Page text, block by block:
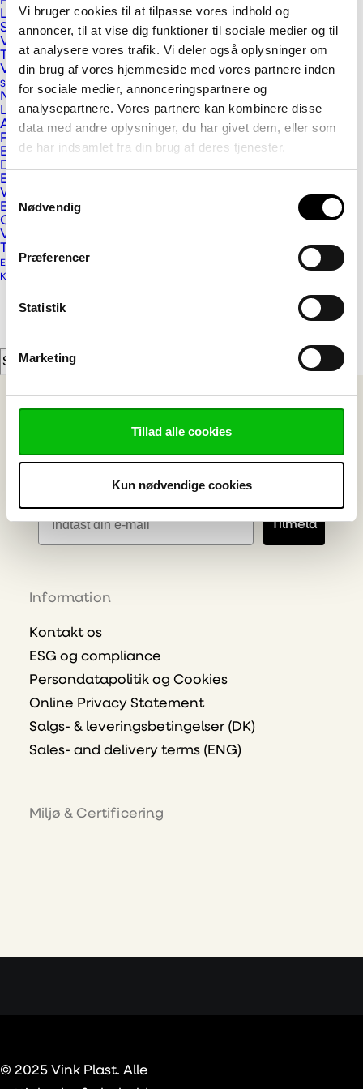
Vi bruger cookies til at tilpasse vores indhold og
annoncer, til at vise dig funktioner til sociale medier og til
at analysere vores trafik. Vi deler også oplysninger om
din brug af vores hjemmeside med vores partnere inden
for sociale medier, annonceringspartnere og
analysepartnere. Vores partnere kan kombinere disse
data med andre oplysninger, du har givet dem, eller som
de har indsamlet fra din brug af deres tjenester.
Samtykkevalg
Nødvendig
Præferencer
Statistik
Marketing
Tillad alle cookies
Kun nødvendige cookies
Lexan Cliniwall plader
Sikrings- og afskærmningsplader
Vink ALUPROF
Tagløsninger
Vikutherm skum- og Phonotherm byggeplader
Skilt og Reklame
Massive plastplader
Letvægtsplader
Alu- og alusandwichplader
Pap- og papirplader
BaltLED skiltebelysning
Digitale printmedier
E-cut, glasdekoration og lyskasse folier
Wrap- og indpakningsfolier
Beskyttelseslaminat og dobbeltklæber
Gulvfolier
Vægfolier, tapet og displaymedier
Tilbehør
ESG og Compliance
Kontakt
Vink Plast ApS
Kristrup Engvej 9
DK-8960 Randers SØ
Telefon: 89 11 01 00
CVR: 12559976
Skilt & Reklame
Bygge- og Interiør Plast
Industriteknisk Plast
E-mailadresse
Tilmeld
Information
Kontakt os
ESG og compliance
Persondatapolitik og Cookies
Online Privacy Statement
Salgs- & leveringsbetingelser (DK)
Sales- and delivery terms (ENG)
Miljø & Certificering
© 2025 Vink Plast. Alle